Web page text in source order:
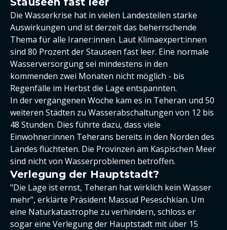
Die Wasserkrise hat in vielen Landesteilen starke
Auswirkungen und ist derzeit das beherrschende
Thema für alle Iraner:innen. Laut Klimaexpert:innen
sind 80 Prozent der Stauseen fast leer. Eine normale
Wasserversorgung sei mindestens in den
kommenden zwei Monaten nicht möglich - bis
Regenfälle im Herbst die Lage entspannten.
In der vergangenen Woche kam es in Teheran und 50
weiteren Städten zu Wasserabschaltungen von 12 bis
48 Stunden. Dies führte dazu, dass viele
Einwohner:innen Teherans bereits in den Norden des
Landes flüchteten. Die Provinzen am Kaspischen Meer
sind nicht von Wasserproblemen betroffen.
Verlegung der Hauptstadt?
"Die Lage ist ernst, Teheran hat wirklich kein Wasser
mehr", erklärte Präsident Massud Peseschkian. Um
eine Naturkatastrophe zu verhindern, schloss er
sogar eine Verlegung der Hauptstadt mit über 15